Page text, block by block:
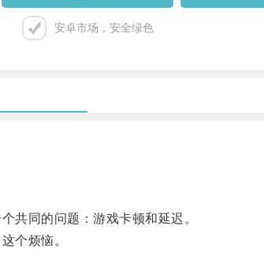
安卓市场，安全绿色
同的问题：游戏卡顿和延迟。
个烦恼。